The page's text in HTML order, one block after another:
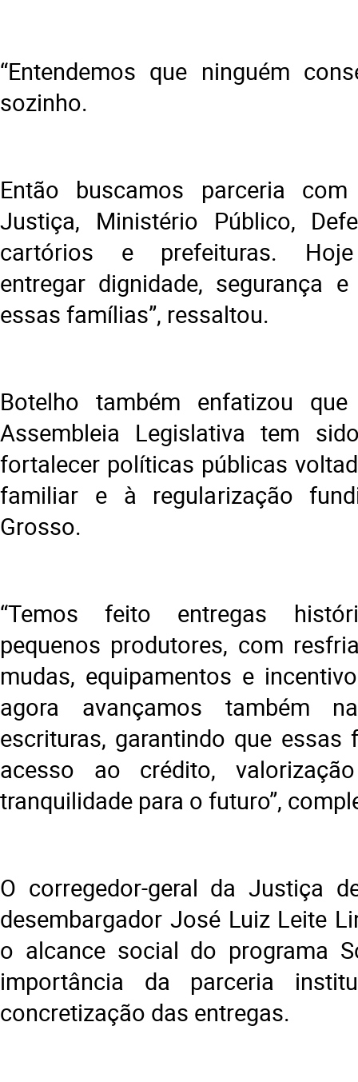
“Entendemos que ninguém
sozinho.
Então buscamos parceria
Justiça, Ministério Público,
cartórios e prefeituras. Hoje
entregar dignidade, segurança
essas famílias”, ressaltou.
Botelho também enfatizou
Assembleia Legislativa tem
fortalecer políticas públicas
familiar e à regularização
Grosso.
“Temos feito entregas
pequenos produtores, com
mudas, equipamentos e
agora avançamos também
escrituras, garantindo que essas
acesso ao crédito,
tranquilidade para o futuro”,
O corregedor-geral da Justiça
desembargador José Luiz Leite
o alcance social do programa
importância da parceria
concretização das entregas.